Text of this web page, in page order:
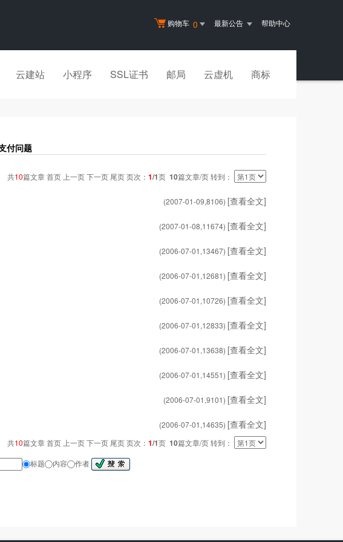
购物车 0 最新公告 帮助中心
云建站 小程序 SSL证书 邮局 云虚机 商标
付问题
共10篇文章 首页 上一页 下一页 尾页 页次： 1/1页 10篇文章/页 转到：
(2007-01-09,8106) [查看全文]
(2007-01-08,11674) [查看全文]
(2006-07-01,13467) [查看全文]
(2006-07-01,12681) [查看全文]
(2006-07-01,10726) [查看全文]
(2006-07-01,12833) [查看全文]
(2006-07-01,13638) [查看全文]
(2006-07-01,14551) [查看全文]
(2006-07-01,9101) [查看全文]
(2006-07-01,14635) [查看全文]
共10篇文章 首页 上一页 下一页 尾页 页次： 1/1页 10篇文章/页 转到：
标题 内容 作者